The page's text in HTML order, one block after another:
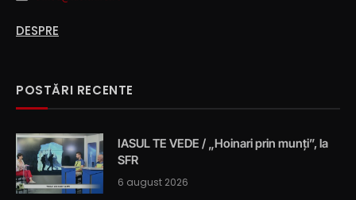
DESPRE
POSTĂRI RECENTE
IASUL TE VEDE / „Hoinari prin munți”, la
SFR
6 august 2026